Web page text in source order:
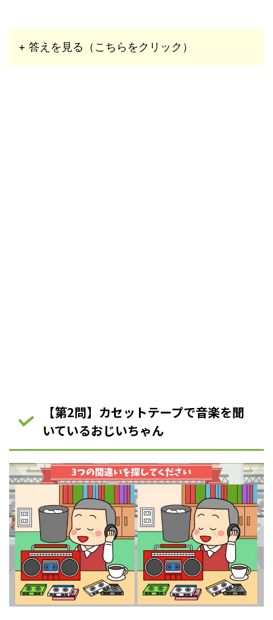
+ 答えを見る（こちらをクリック）
【第2問】カセットテープで音楽を聞
いているおじいちゃん